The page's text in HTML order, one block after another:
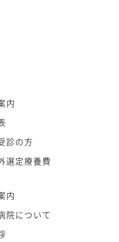
内
診の方
選定療養費
内
院について